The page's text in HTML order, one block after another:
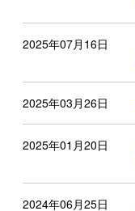
2025年07月16日
2025年03月26日
2025年01月20日
2024年06月25日